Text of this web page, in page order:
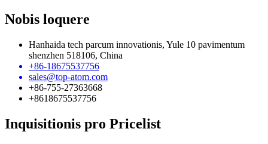
Nobis loquere
Hanhaida tech parcum innovationis, Yule 10 pavimentum
shenzhen 518106, China
+86-18675537756
sales@top-atom.com
+86-755-27363668
+8618675537756
Inquisitionis pro Pricelist